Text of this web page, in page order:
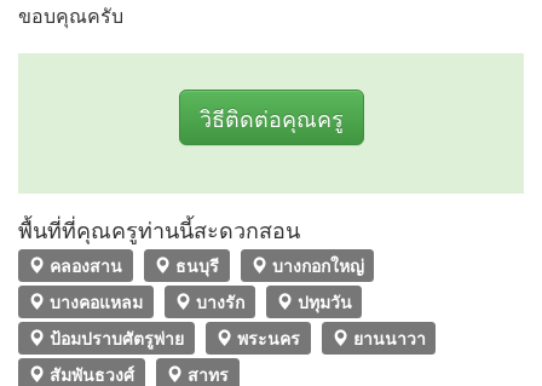
ขอบคุณครับ
วิธีติดต่อคุณครู
พื้นที่ที่คุณครูท่านนี้สะดวกสอน
คลองสาน ธนบุรี
บางกอกใหญ่
บางคอแหลม
บางรัก
ปทุมวัน
ป้อมปราบศัตรูพ่าย
พระนคร
ยานนาวา
สัมพันธวงศ์
สาทร